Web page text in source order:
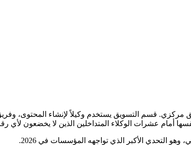
قسم التسويق يستخدم وكيلاً لإنشاء المحتوى، وفريق
أمام عشرات الوكلاء المتداخلين الذين لا يخضعون لأي
وهو التحدي الأكبر الذي تواجهه المؤسسات في 2026.